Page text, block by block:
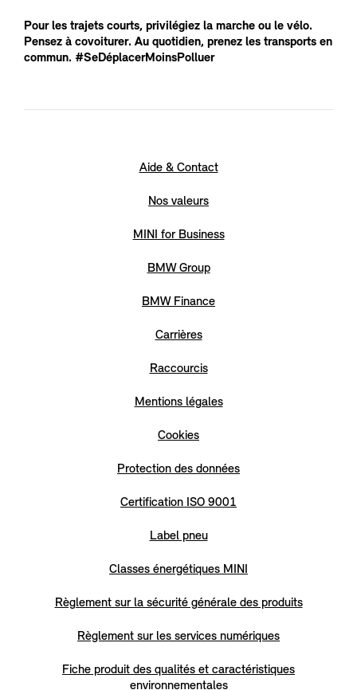
Pour les trajets courts, privilégiez la marche ou le vélo.
Pensez à covoiturer. Au quotidien, prenez les transports en
commun. #SeDéplacerMoinsPolluer
Aide & Contact
Nos valeurs
MINI for Business
BMW Group
BMW Finance
Carrières
Raccourcis
Mentions légales
Cookies
Protection des données
Certification ISO 9001
Label pneu
Classes énergétiques MINI
Règlement sur la sécurité générale des produits
Règlement sur les services numériques
Fiche produit des qualités et caractéristiques
environnementales